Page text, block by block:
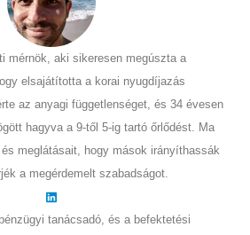
mérnök, aki sikeresen megúszta a
elsajátította a korai nyugdíjazás
az anyagi függetlenséget, és 34 évesen
hagyva a 9-től 5-ig tartó őrlődést. Ma
meglátásait, hogy mások irányíthassák
a megérdemelt szabadságot.
tanácsadó, és a befektetési